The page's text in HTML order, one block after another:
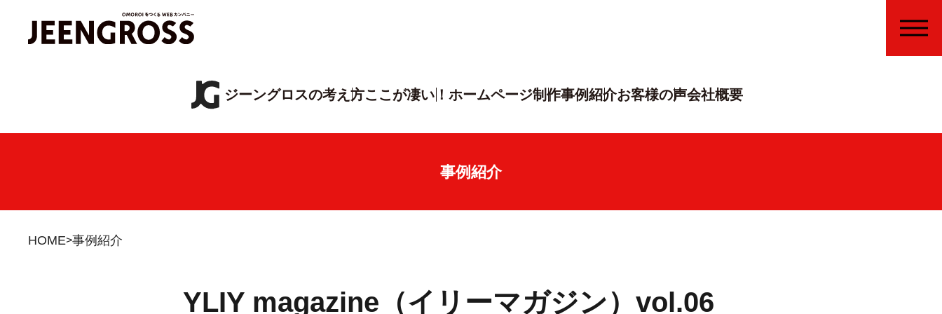
ジーングロスの考え方ここが凄い！ ホームページ制作事例紹介お客様の声会社概要
事例紹介
HOME 事例紹介
YLIY magazine（イリーマガジン）vol.06
MENU